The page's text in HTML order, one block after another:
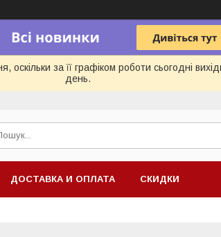
за її графіком роботи сьогодні
день.
ДОСТАВКА И ОПЛАТА СКИДКИ